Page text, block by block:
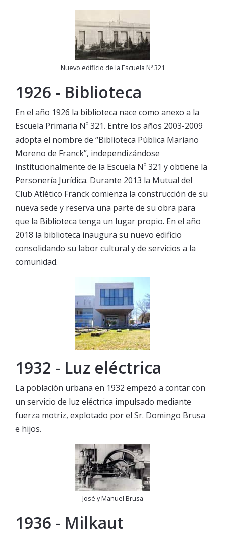
Nuevo edificio de la Escuela Nº 321
1926 - Biblioteca
En el año 1926 la biblioteca nace como anexo a la
Escuela Primaria Nº 321. Entre los años 2003-2009
adopta el nombre de “Biblioteca Pública Mariano
Moreno de Franck”, independizándose
institucionalmente de la Escuela Nº 321 y obtiene la
Personería Jurídica. Durante 2013 la Mutual del
Club Atlético Franck comienza la construcción de su
nueva sede y reserva una parte de su obra para
que la Biblioteca tenga un lugar propio. En el año
2018 la biblioteca inaugura su nuevo edificio
consolidando su labor cultural y de servicios a la
comunidad.
1932 - Luz eléctrica
La población urbana en 1932 empezó a contar con
un servicio de luz eléctrica impulsado mediante
fuerza motriz, explotado por el Sr. Domingo Brusa
e hijos.
José y Manuel Brusa
1936 - Milkaut